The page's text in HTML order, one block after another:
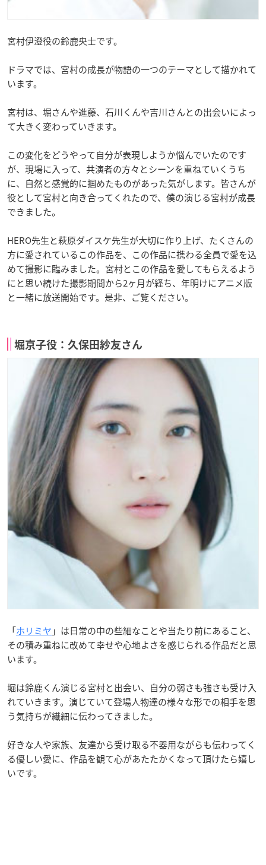
宮村伊澄役の鈴鹿央士です。
ドラマでは、宮村の成長が物語の一つのテーマとして描かれて
います。
宮村は、堀さんや進藤、石川くんや吉川さんとの出会いによっ
て大きく変わっていきます。
この変化をどうやって自分が表現しようか悩んでいたのです
が、現場に入って、共演者の方々とシーンを重ねていくうち
に、自然と感覚的に掴めたものがあった気がします。皆さんが
役として宮村と向き合ってくれたので、僕の演じる宮村が成長
できました。
HERO先生と萩原ダイスケ先生が大切に作り上げ、たくさんの
方に愛されているこの作品を、この作品に携わる全員で愛を込
めて撮影に臨みました。宮村とこの作品を愛してもらえるよう
にと思い続けた撮影期間から2ヶ月が経ち、年明けにアニメ版
と一緒に放送開始です。是非、ご覧ください。
堀京子役：久保田紗友さん
「ホリミヤ 」は日常の中の些細なことや当たり前にあること、
その積み重ねに改めて幸せや心地よさを感じられる作品だと思
います。
堀は鈴鹿くん演じる宮村と出会い、自分の弱さも強さも受け入
れていきます。演じていて登場人物達の様々な形での相手を思
う気持ちが繊細に伝わってきました。
好きな人や家族、友達から受け取る不器用ながらも伝わってく
る優しい愛に、作品を観て心があたたかくなって頂けたら嬉し
いです。